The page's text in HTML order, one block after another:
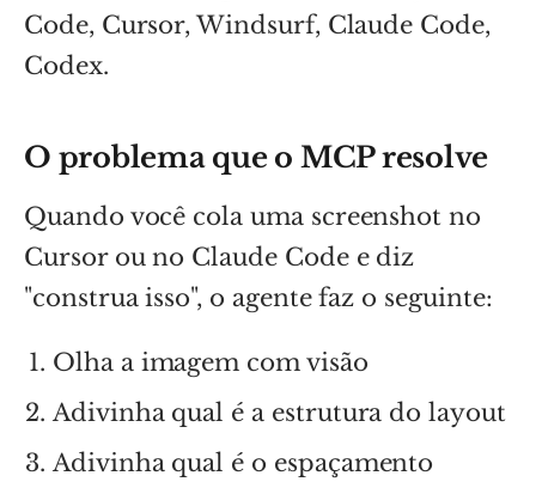
Code, Cursor, Windsurf, Claude Code,
Codex.
O problema que o MCP resolve
Quando você cola uma screenshot no
Cursor ou no Claude Code e diz
"construa isso", o agente faz o seguinte:
Olha a imagem com visão
Adivinha qual é a estrutura do layout
Adivinha qual é o espaçamento